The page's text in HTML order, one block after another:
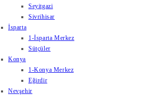
Seyitgazi
Sivrihisar
İsparta
1-İsparta Merkez
Sütçüler
Konya
1-Konya Merkez
Eğirdir
Nevşehir